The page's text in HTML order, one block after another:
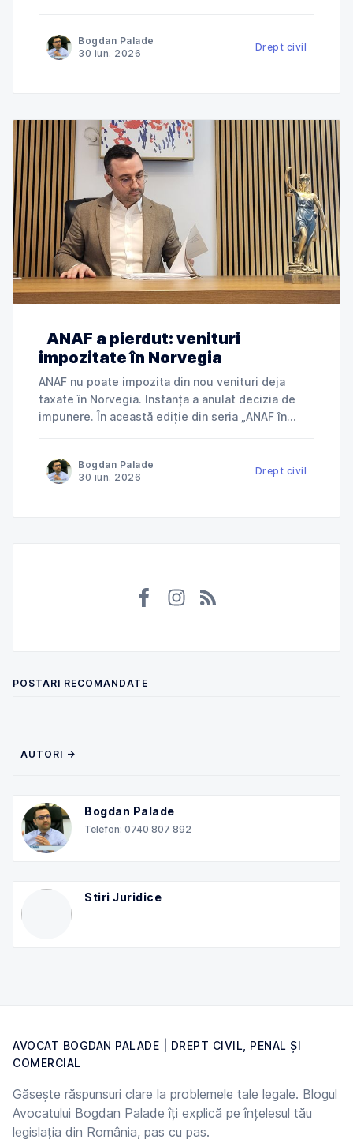
dreptate contribuabilului. Jurisprudență explicată
de Cabinet Avocat Bogdan Palade DIN SERIA
Bogdan Palade
30 iun. 2026
Drept civil
ANAF a pierdut: venituri
impozitate în Norvegia
ANAF nu poate impozita din nou venituri deja
taxate în Norvegia. Instanța a anulat decizia de
impunere. În această ediție din seria „ANAF în
încerca să taxeze în România venituri deja
impozitate în Norvegia și ce
Bogdan Palade
30 iun. 2026
Drept civil
POSTARI RECOMANDATE
AUTORI →
Bogdan Palade
Telefon: 0740 807 892
Stiri Juridice
AVOCAT BOGDAN PALADE | DREPT CIVIL, PENAL ȘI
COMERCIAL
Găsește răspunsuri clare la problemele tale legale. Blogul
Avocatului Bogdan Palade îți explică pe înțelesul tău
legislația din România, pas cu pas.